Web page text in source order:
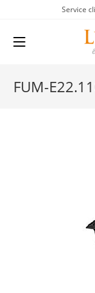
content
Service
FUM-